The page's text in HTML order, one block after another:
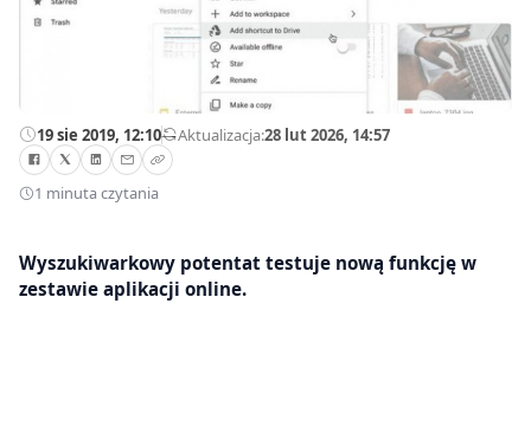
19 sie 2019, 12:10—Aktualizacja:28 lut 2026, 14:57
1 minuta czytania
Wyszukiwarkowy potentat testuje nową funkcję w
zestawie aplikacji online.